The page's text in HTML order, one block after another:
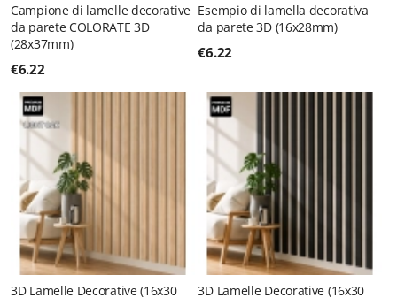
Campione di lamelle decorative
da parete COLORATE 3D
(28x37mm)
€6.22
Esempio di lamella decorativa
da parete 3D (16x28mm)
€6.22
3D Lamelle Decorative (16x30
3D Lamelle Decorative (16x30